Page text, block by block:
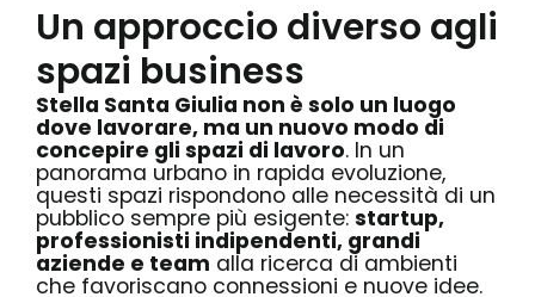
Un approccio diverso agli
spazi business
Stella Santa Giulia non è solo un luogo
dove lavorare, ma un nuovo modo di
concepire gli spazi di lavoro. In un
panorama urbano in rapida evoluzione,
questi spazi rispondono alle necessità di un
pubblico sempre più esigente: startup,
professionisti indipendenti, grandi
aziende e team alla ricerca di ambienti
che favoriscano connessioni e nuove idee.